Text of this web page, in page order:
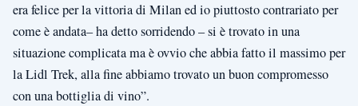
era felice per la vittoria di Milan ed io piuttosto contrariato per
come è andata– ha detto sorridendo – si è trovato in una
situazione complicata ma è ovvio che abbia fatto il massimo per
la Lidl Trek, alla fine abbiamo trovato un buon compromesso
con una bottiglia di vino”.